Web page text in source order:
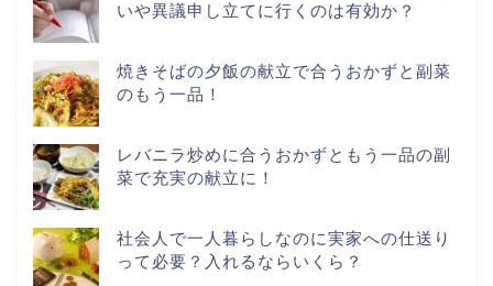
いや異議申し立てに行くのは有効か？
焼きそばの夕飯の献立で合うおかずと副菜
のもう一品！
レバニラ炒めに合うおかずともう一品の副
菜で充実の献立に！
社会人で一人暮らしなのに実家への仕送り
って必要？入れるならいくら？